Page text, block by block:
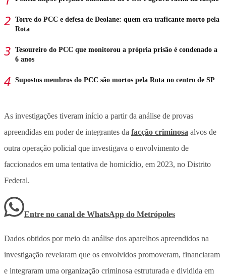
Torre do PCC e defesa de Deolane: quem era traficante morto pela
Rota
Tesoureiro do PCC que monitorou a própria prisão é condenado a
6 anos
Supostos membros do PCC são mortos pela Rota no centro de SP
As investigações tiveram início a partir da análise de provas
apreendidas em poder de integrantes da facção criminosa alvos de
outra operação policial que investigava o envolvimento de
faccionados em uma tentativa de homicídio, em 2023, no Distrito
Federal.
Entre no canal de WhatsApp do Metrópoles
Dados obtidos por meio da análise dos aparelhos apreendidos na
investigação revelaram que os envolvidos promoveram, financiaram
e integraram uma organização criminosa estruturada e dividida em